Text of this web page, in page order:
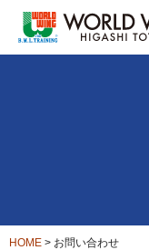
HOME > お問い合わせ